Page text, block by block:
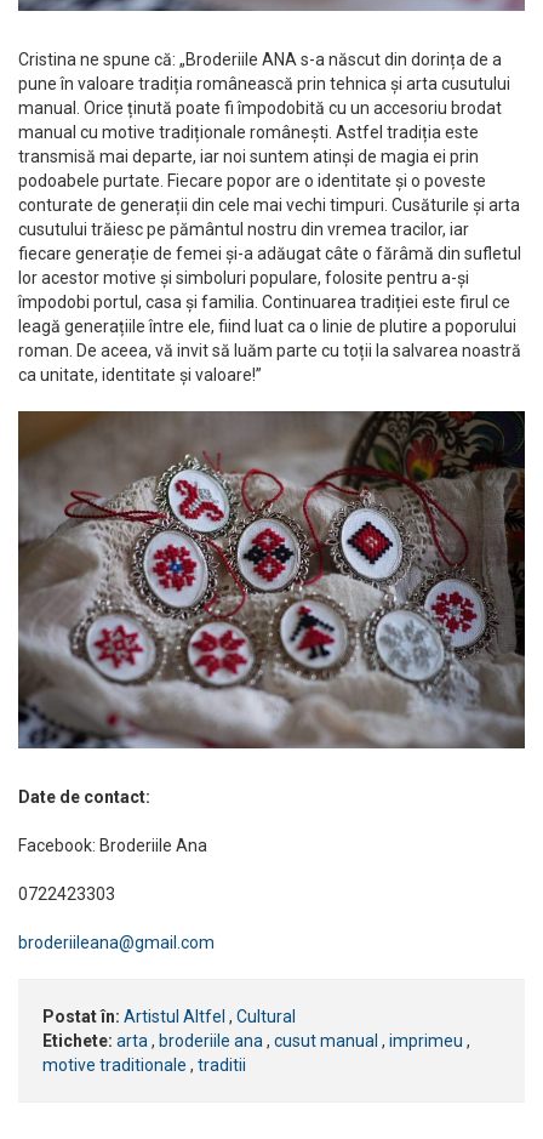
Cristina ne spune că: „Broderiile ANA s-a născut din dorința de a
pune în valoare tradiția românească prin tehnica și arta cusutului
manual. Orice ținută poate fi împodobită cu un accesoriu brodat
manual cu motive tradiționale românești. Astfel tradiția este
transmisă mai departe, iar noi suntem atinși de magia ei prin
podoabele purtate. Fiecare popor are o identitate și o poveste
conturate de generații din cele mai vechi timpuri. Cusăturile și arta
cusutului trăiesc pe pământul nostru din vremea tracilor, iar
fiecare generație de femei și-a adăugat câte o fărâmă din sufletul
lor acestor motive și simboluri populare, folosite pentru a-și
împodobi portul, casa și familia. Continuarea tradiției este firul ce
leagă generațiile între ele, fiind luat ca o linie de plutire a poporului
roman. De aceea, vă invit să luăm parte cu toții la salvarea noastră
ca unitate, identitate și valoare!”
Date de contact:
Facebook: Broderiile Ana
0722423303
broderiileana@gmail.com
Postat în: Artistul Altfel , Cultural
Etichete: arta , broderiile ana , cusut manual , imprimeu ,
motive traditionale , traditii